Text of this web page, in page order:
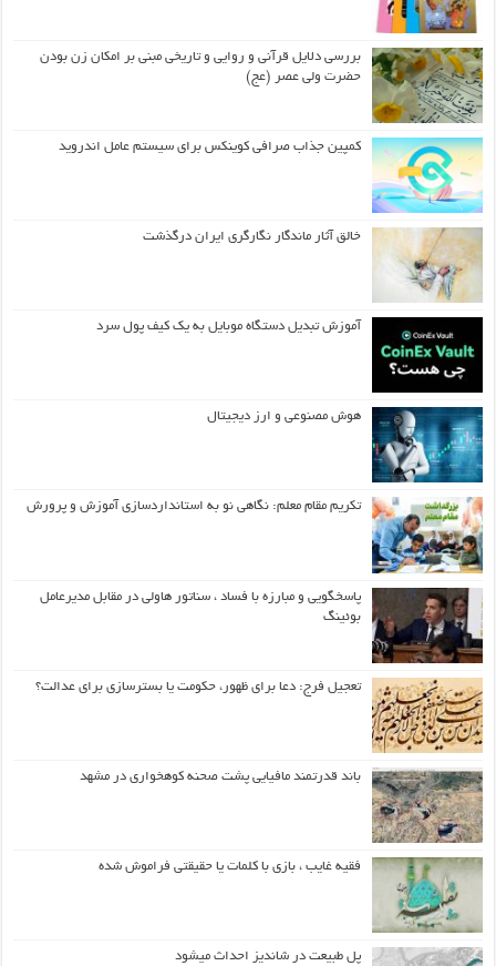
بررسی دلایل قرآنی و روایی و تاریخی مبنی بر امکان زن بودن
حضرت ولی عصر (عج)
کمپین جذاب صرافی کوینکس برای سیستم عامل اندروید
خالق آثار ماندگار نگارگری ایران درگذشت
آموزش تبدیل دستگاه موبایل به یک کیف‌ پول سرد
هوش مصنوعی و ارز دیجیتال
تکریم مقام معلم: نگاهی نو به استانداردسازی آموزش و پرورش
پاسخگویی و مبارزه با فساد ، سناتور هاولی در مقابل مدیرعامل
بوئینگ
تعجیل فرج: دعا برای ظهور، حکومت یا بسترسازی برای عدالت؟
باند قدرتمند مافیایی پشت صحنه کوهخواری در مشهد
فقیه غایب ، بازی با کلمات یا حقیقتی فراموش شده
پل طبیعت در شاندیز احداث میشود